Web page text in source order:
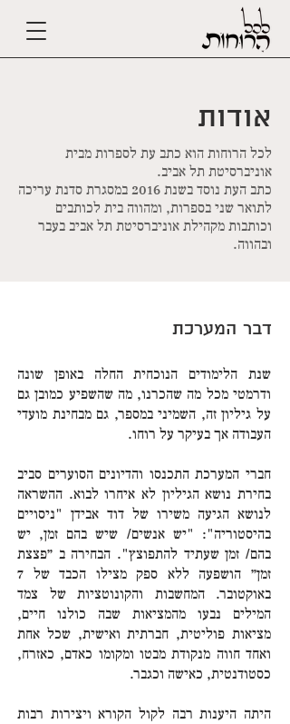
אודות
לכל הרוחות הוא כתב עת לספרות מבית
אוניברסיטת תל אביב.
כתב העת נוסד בשנת 2016 במסגרת סדנת עריכה
לתואר שני בספרות, ומהווה בית לכותבים
וכותבות מקהילת אוניברסיטת תל אביב בעבר
ובהווה.
דבר המערכת
שנת הלימודים הנוכחית החלה באופן שונה
ודרמטי מכל מה שהכרנו, מה שהשפיע כמובן גם
על גיליון זה, השמיני במספר, גם מבחינת מועדי
העבודה אך בעיקר על רוחו.
חברי המערכת התכנסו והדיונים הסוערים סביב
בחירת נושא הגיליון לא איחרו לבוא. ההשראה
לנושא הגיעה משירו של דוד אבידן "ניסויים
בהיסטוריה": "יש אנשים/ שיש בהם זמן, יש
בהם/ זמן שעתיד להתפוצץ". הבחירה ב ״פצצת
זמן״ הושפעה ללא ספק מצילו הכבד של 7
באוקטובר. המחשבות והקונוטציות של צמד
המילים נבעו מהמציאות שבה כולנו חיים,
מציאות פוליטית, חברתית ואישית, שכל אחת
ואחד חווה מנקודת מבטו ומקומו כאדם, כאזרח,
כסטודנטית, כאישה וכגבר.
היתה היענות רבה לקול הקורא ויצירות רבות